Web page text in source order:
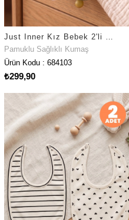
Pamuklu Sağlıklı Kumaş
Ürün Kodu : 684103
₺299,90